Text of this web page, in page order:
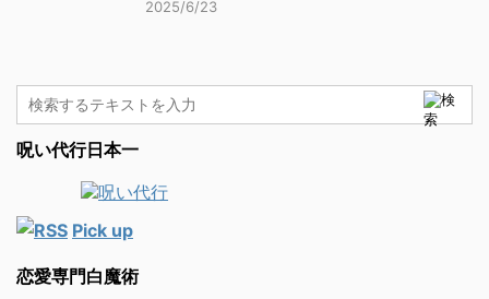
2025/6/23
呪い代行日本一
Pick up
恋愛専門白魔術